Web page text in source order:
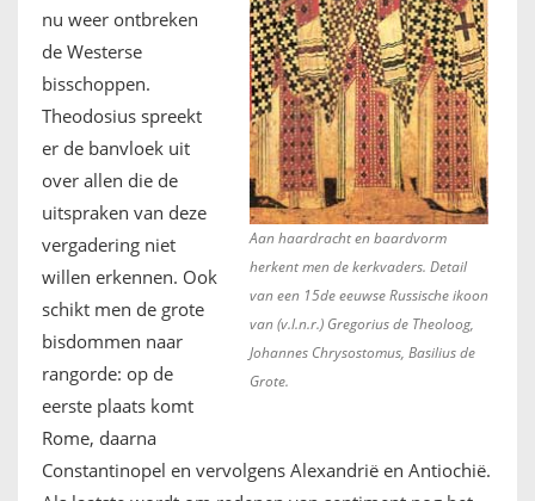
Aan haardracht en baardvorm
herkent men de kerkvaders. Detail
van een 15de eeuwse Russische ikoon
van (v.l.n.r.) Gregorius de Theoloog,
Johannes Chrysostomus, Basilius de
Grote.
nu weer ontbreken
de Westerse
bisschoppen.
Theodosius spreekt
er de banvloek uit
over allen die de
uitspraken van deze
vergadering niet
willen erkennen. Ook
schikt men de grote
bisdommen naar
rangorde: op de
eerste plaats komt
Rome, daarna
Constantinopel en vervolgens Alexandrië en Antiochië.